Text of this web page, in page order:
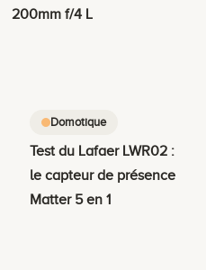
200mm f/4 L
Domotique
Test du Lafaer LWR02 :
le capteur de présence
Matter 5 en 1